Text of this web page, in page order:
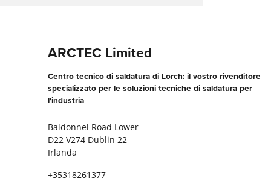
ARCTEC Limited
Centro tecnico di saldatura di Lorch: il vostro rivenditore
specializzato per le soluzioni tecniche di saldatura per
l'industria
Baldonnel Road Lower
D22 V274 Dublin 22
Irlanda
+35318261377